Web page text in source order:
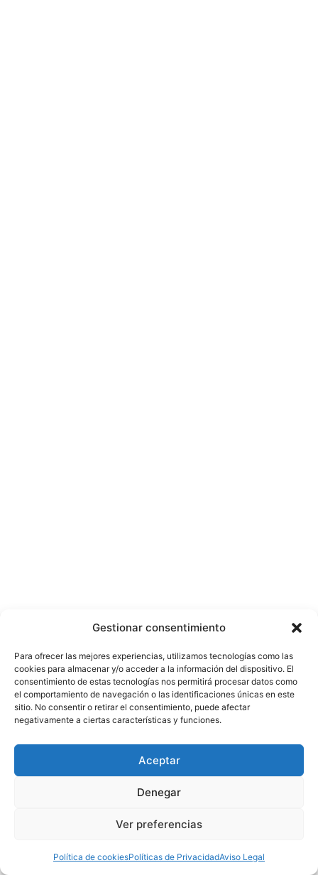
Gestionar consentimiento
Para ofrecer las mejores experiencias, utilizamos tecnologías como las
cookies para almacenar y/o acceder a la información del dispositivo. El
consentimiento de estas tecnologías nos permitirá procesar datos como
el comportamiento de navegación o las identificaciones únicas en este
sitio. No consentir o retirar el consentimiento, puede afectar
negativamente a ciertas características y funciones.
Aceptar
Denegar
Ver preferencias
Política de cookiesPolíticas de PrivacidadAviso Legal